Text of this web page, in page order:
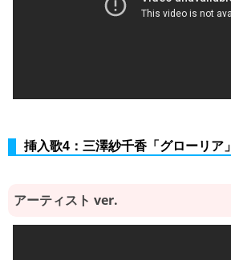
挿入歌4：三澤紗千香「グローリア」
アーティスト ver.